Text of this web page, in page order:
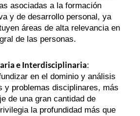
asociadas a la formación
y de desarrollo personal, ya
áreas de alta relevancia en
de las personas.
e Interdisciplinaria:
en el dominio y análisis
y problemas disciplinares, más
de una gran cantidad de
la profundidad más que